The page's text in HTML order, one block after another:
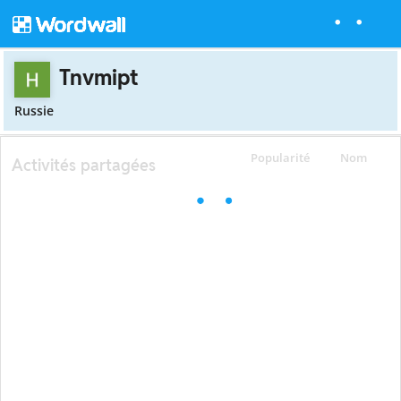
Tnvmipt
Russie
Popularité Nom
Activités partagées